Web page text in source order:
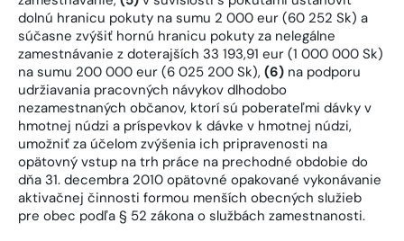
dolnú hranicu pokuty na sumu 2 000 eur (60 252 Sk) a
súčasne zvýšiť hornú hranicu pokuty za nelegálne
zamestnávanie z doterajších 33 193,91 eur (1 000 000 Sk)
na sumu 200 000 eur (6 025 200 Sk), (6) na podporu
udržiavania pracovných návykov dlhodobo
nezamestnaných občanov, ktorí sú poberateľmi dávky v
hmotnej núdzi a príspevkov k dávke v hmotnej núdzi,
umožniť za účelom zvýšenia ich pripravenosti na
opätovný vstup na trh práce na prechodné obdobie do
dňa 31. decembra 2010 opätovné opakované vykonávanie
aktivačnej činnosti formou menších obecných služieb
pre obec podľa § 52 zákona o službách zamestnanosti.